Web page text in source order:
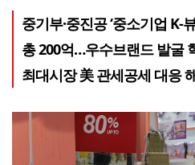
중기부·중진공 ‘중소기업 K-
총 200억…우수브랜드 발굴
최대시장 美 관세공세 대응